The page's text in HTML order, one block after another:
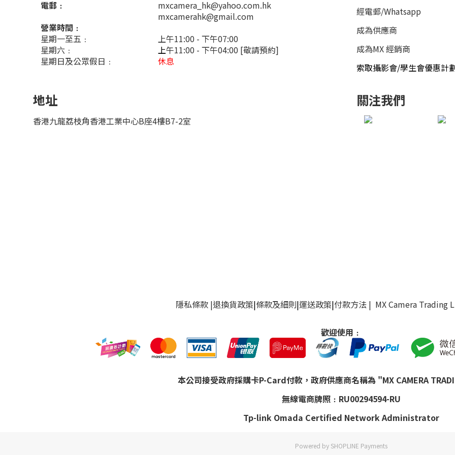
電郵﹕
mxcamera_hk@yahoo.com.hk
mxcamerahk@gmail.com
營業時間﹕
星期一至五﹕
上午11:00 - 下午07:00
星期六﹕
上午11:00 - 下午04:00 [敬請預約]
星期日及公眾假日﹕
休息
經電郵/Whatsapp
成為供應商
成為MX 經銷商
索取攝影會/學生會優惠計
地址
香港九龍荔枝角香港工業中心B座4樓B7-2室
關注我們
隱私條款|退換貨政策|條款及細則|運送政策|付款方法| MX Camera Trading
歡迎使用﹕
本公司接受政府採購卡P-Card付款，政府供應商名稱為 "MX CAMERA
無線電商牌照﹕RU00294594-RU
Tp-link Omada Certified Network Administrator
Powered by SHOPLINE Payments